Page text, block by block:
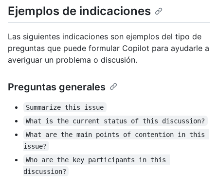
Ejemplos de indicaciones
Las siguientes indicaciones son ejemplos del tipo de
preguntas que puede formular Copilot para ayudarle a
averiguar un problema o discusión.
Preguntas generales
Summarize this issue
What is the current status of this discussion?
What are the main points of contention in this
issue?
Who are the key participants in this
discussion?